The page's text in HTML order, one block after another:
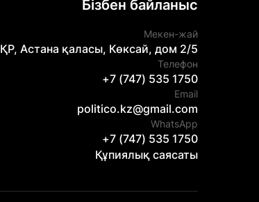
Бізбен байланыс
Мекен-жай
ҚР, Астана қаласы, Көксай, дом 2/5
Телефон
+7 (747) 535 1750
Email
politico.kz@gmail.com
WhatsApp
+7 (747) 535 1750
Құпиялық саясаты